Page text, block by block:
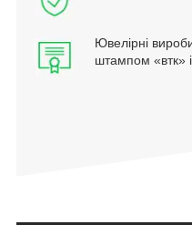
Ювелірні
штампом «втк»